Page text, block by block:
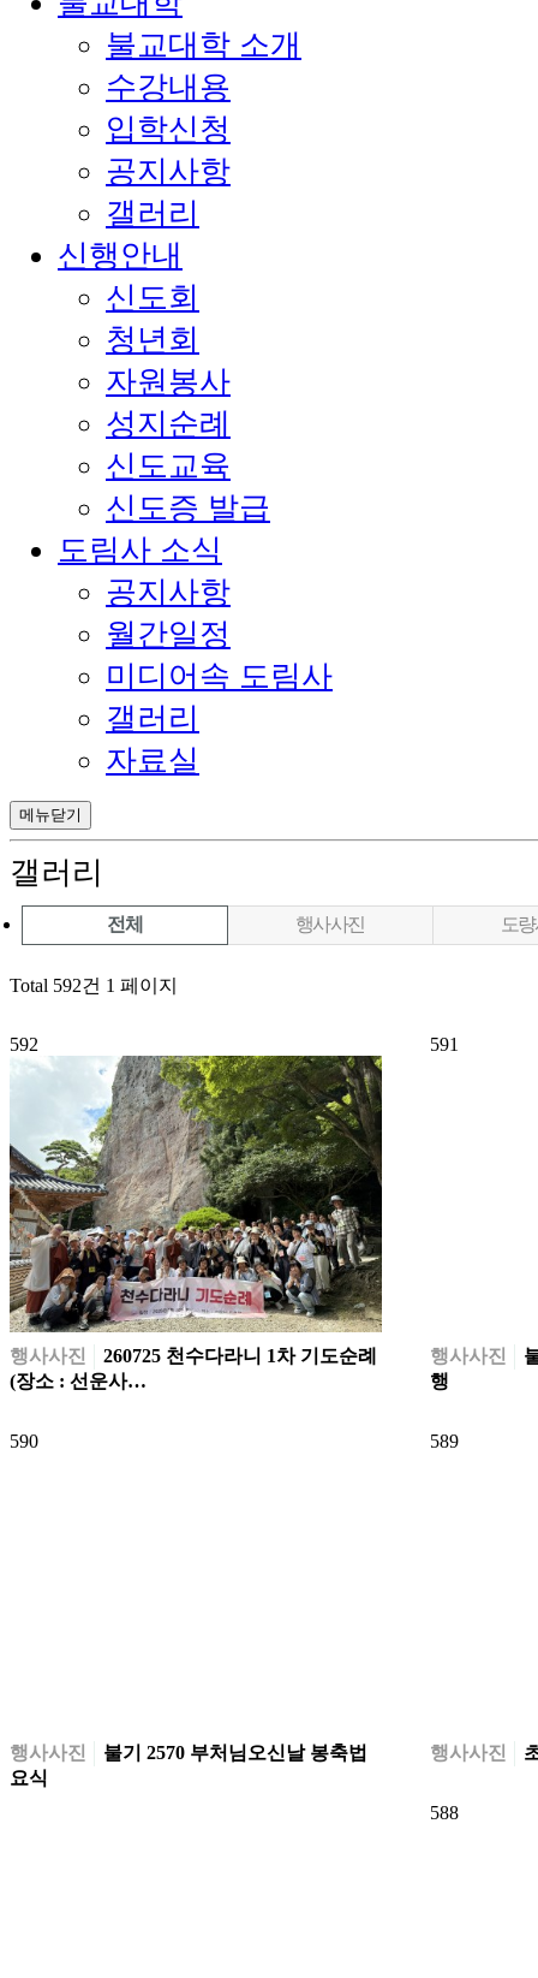
불교대학 소개
수강내용
입학신청
공지사항
갤러리
신행안내
신도회
청년회
자원봉사
성지순례
신도교육
신도증 발급
도림사 소식
공지사항
월간일정
미디어속 도림사
갤러리
자료실
메뉴닫기
갤러리
전체 행사사진 도
Total 592건 1 페이지
592
행사사진
260725 천수다라니 1차 기도순례
(장소 : 선운사…
591
행사사진
행
590
행사사진
불기 2570 부처님오신날 봉축법
요식
589
행사사진
588